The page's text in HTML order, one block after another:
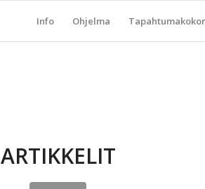
Info Ohjelma
ARTIKKELIT